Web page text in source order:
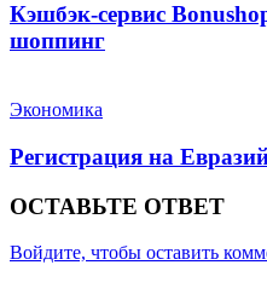
Кэшбэк-сервис
шоппинг
Экономика
Регистрация на
ОСТАВЬТЕ ОТВЕТ
Войдите, чтобы оставить